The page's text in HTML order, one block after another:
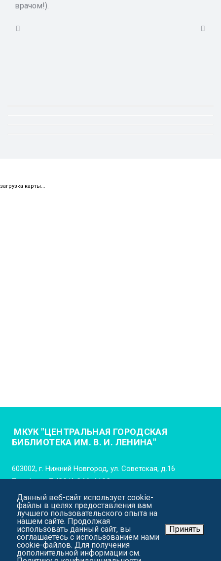
врачом!).
загрузка карты...
МКУК "ЦЕНТРАЛЬНАЯ ГОРОДСКАЯ
БИБЛИОТЕКА ИМ. В. И. ЛЕНИНА"
603002, г. Нижний Новгород, ул. Советская, д.16
Телефон:+7 (831) 246-4102
E-mail:cgb_lenina_nn@mail.52gov.ru
Данный веб-сайт использует cookie-
файлы в целях предоставления вам
лучшего пользовательского опыта на
нашем сайте. Продолжая
использовать данный сайт, вы
соглашаетесь с использованием нами
cookie-файлов. Для получения
дополнительной информации см.
Принять